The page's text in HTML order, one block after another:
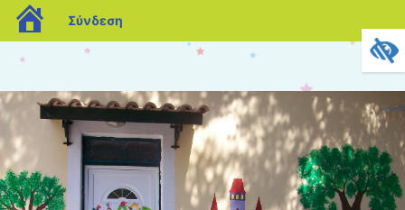
blogs.sch.gr
Σύνδεση